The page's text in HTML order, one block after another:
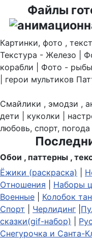
Файлы
Картинки, фото ,
Текстура - Железо |
корабли | Фото -
| герои мультиков
Смайлики , эмодзи ,
дети | куколки |
любовь, спорт, погода
Обои , паттерны ,
Ёжики (раскраска)
Отношения
Наборы
Военные
Колобок
Спорт
Черлидинг
сказки(gif-набор)
Снегурочка и Санта-